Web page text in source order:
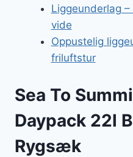
Liggeunderlag
vide
Oppustelig
friluftstur
Sea To
Daypack 22l
Rygsæk